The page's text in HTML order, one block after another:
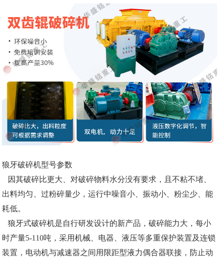
狼牙破碎机型号参数
因其破碎比更大、对破碎物料水分没有要求，且不粘不堵、
出料均匀、过粉碎量少，运行中噪音小、振动小、粉尘少、能
耗低。
狼牙式破碎机是自行研发设计的新产品，破碎能力大，每小
时产量5-110吨，采用机械、电器、液压等多重保护装置及连锁
装置，电动机与减速器之间用限距型液力偶合器联接，防止动